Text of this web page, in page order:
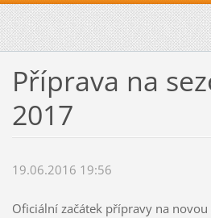
Příprava na
2017
19.06.2016 19:56
Oficiální začátek přípravy na